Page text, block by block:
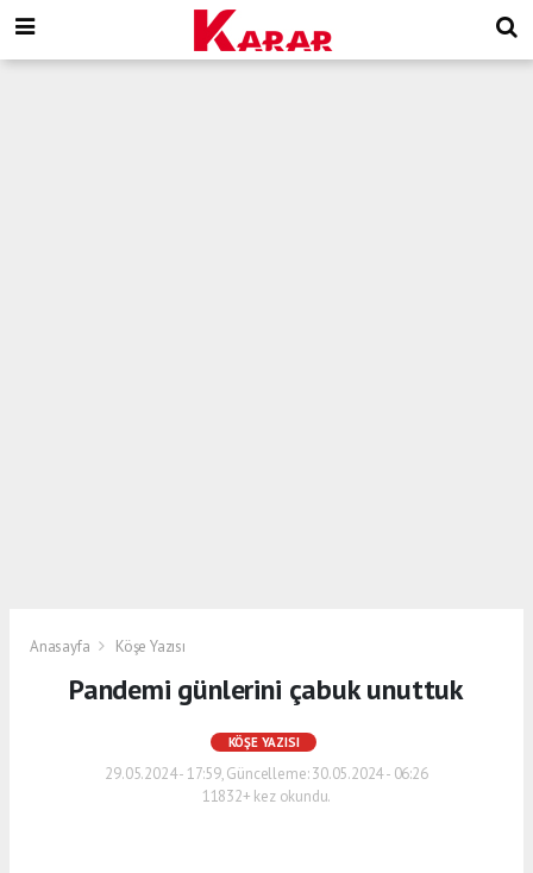
Anasayfa Köşe Yazısı
Pandemi günlerini çabuk unuttuk
KÖŞE YAZISI
29.05.2024 - 17:59, Güncelleme: 30.05.2024 - 06:26
11832+ kez okundu.